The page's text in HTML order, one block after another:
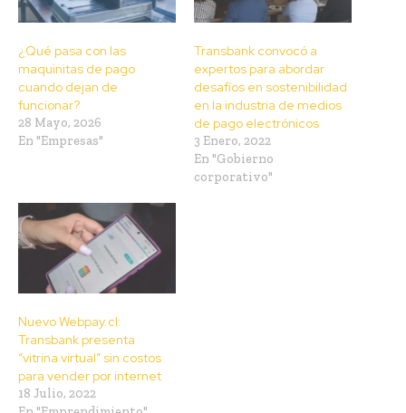
¿Qué pasa con las
maquinitas de pago
cuando dejan de
funcionar?
28 Mayo, 2026
En "Empresas"
Transbank convocó a
expertos para abordar
desafíos en sostenibilidad
en la industria de medios
de pago electrónicos
3 Enero, 2022
En "Gobierno
corporativo"
Nuevo Webpay.cl:
Transbank presenta
“vitrina virtual” sin costos
para vender por internet
18 Julio, 2022